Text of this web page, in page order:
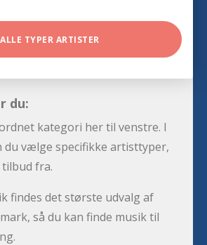
ALLE TYPER ARTISTER
du:
kategori her til venstre. I
vælge specifikke artisttyper,
fra.
findes det største udvalg af
så du kan finde musik til